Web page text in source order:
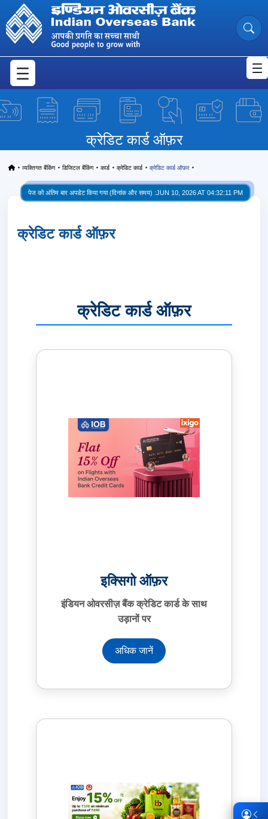
Skip to Main Content
क्रेडिट कार्ड ऑफ़र
क्रेडिट कार्ड ऑफ़र
Homeव्यक्तिगत बैंकिंग डिजिटल बैंकिंग कार्ड क्रेडिट कार्ड क्रेडिट कार्ड ऑफ़र
पेज को अंतिम बार अपडेट किया गया (दिनांक और समय) :JUN 10, 2026 AT 04:32:11 PM
क्रेडिट कार्ड ऑफ़र
क्रेडिट कार्ड ऑफ़र
इक्सिगो ऑफ़र
इंडियन ओवरसीज़ बैंक क्रेडिट कार्ड के साथ
उड़ानों पर
अधिक जानें